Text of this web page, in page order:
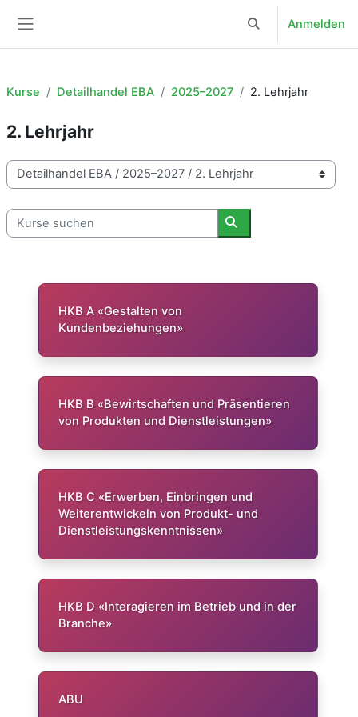
Sucheingabe
Anmelden
Kurse Detailhandel EBA 2025–2027 2. Lehrjahr
2. Lehrjahr
Kursbereiche
Kurse suchen
Kurse suchen
HKB A «Gestalten von
Kundenbeziehungen»
HKB B «Bewirtschaften und Präsentieren
von Produkten und Dienstleistungen»
HKB C «Erwerben, Einbringen und
Weiterentwickeln von Produkt- und
Dienstleistungskenntnissen»
HKB D «Interagieren im Betrieb und in der
Branche»
ABU